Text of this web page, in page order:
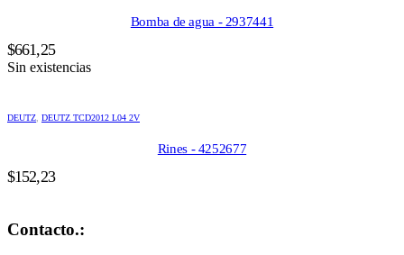
Bomba de agua - 2937441
$661,25
Sin existencias
DEUTZ DEUTZ TCD2012 L04 2V
Rines - 4252677
$152,23
Contacto.: